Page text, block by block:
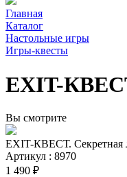
Главная
Каталог
Настольные игры
Игры-квесты
EXIT-
Вы смотрите
EXIT-КВЕСТ. Секретная
Артикул : 8970
1 490 ₽